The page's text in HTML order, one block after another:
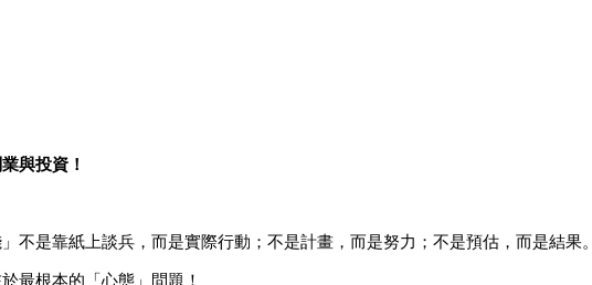
與投資！
」不是靠紙上談兵，而是實際行動；不是計畫，而是努力；不是預估，而是結果。
最根本的「心態」問題！